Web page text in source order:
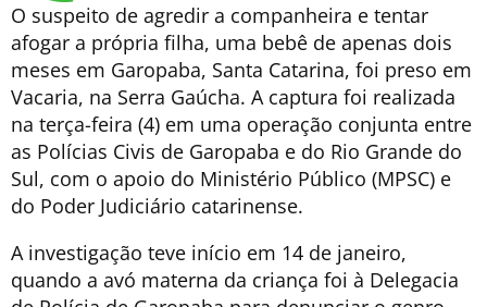
O suspeito de agredir a companheira e tentar
afogar a própria filha, uma bebê de apenas dois
meses em Garopaba, Santa Catarina, foi preso em
Vacaria, na Serra Gaúcha. A captura foi realizada
na terça-feira (4) em uma operação conjunta entre
as Polícias Civis de Garopaba e do Rio Grande do
Sul, com o apoio do Ministério Público (MPSC) e
do Poder Judiciário catarinense.
A investigação teve início em 14 de janeiro,
quando a avó materna da criança foi à Delegacia